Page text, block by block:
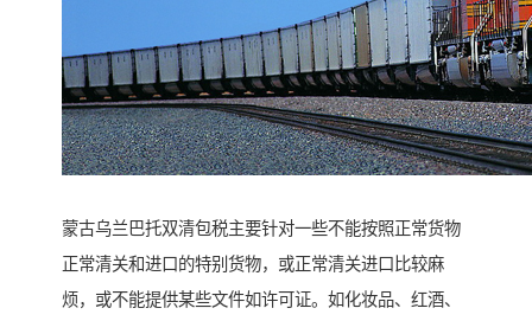
蒙古乌兰巴托双清包税主要针对一些不能按照正常货物
正常清关和进口的特别货物，或正常清关进口比较麻
烦，或不能提供某些文件如许可证。如化妆品、红酒、